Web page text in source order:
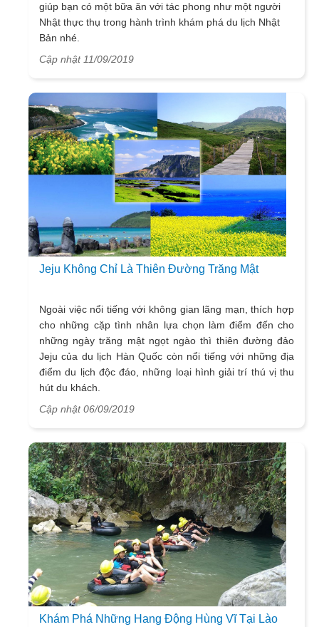
giúp bạn có một bữa ăn với tác phong như một người
Nhật thực thụ trong hành trình khám phá du lịch Nhật
Bản nhé.
Cập nhật 11/09/2019
Jeju Không Chỉ Là Thiên Đường Trăng Mật
Ngoài việc nổi tiếng với không gian lãng mạn, thích hợp
cho những cặp tình nhân lựa chọn làm điểm đến cho
những ngày trăng mật ngọt ngào thì thiên đường đảo
Jeju của du lịch Hàn Quốc còn nổi tiếng với những địa
điểm du lịch độc đáo, những loại hình giải trí thú vị thu
hút du khách.
Cập nhật 06/09/2019
Khám Phá Những Hang Động Hùng Vĩ Tại Lào